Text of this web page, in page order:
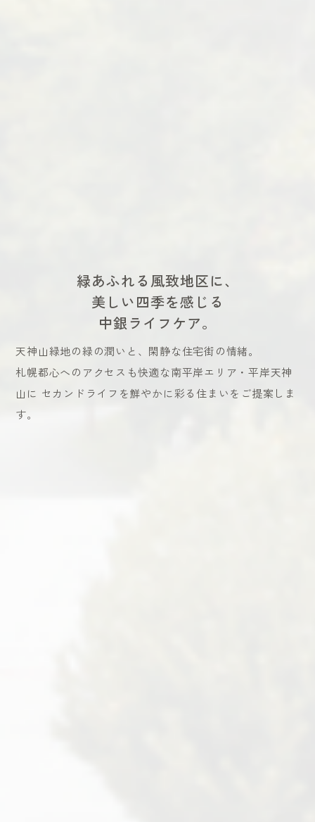
緑あふれる風致地区に、
美しい四季を感じる
中銀ライフケア。
天神山緑地の緑の潤いと、閑静な住宅街の情緒。
札幌都心へのアクセスも快適な南平岸エリア・平岸天神
山に セカンドライフを鮮やかに彩る住まいをご提案しま
す。